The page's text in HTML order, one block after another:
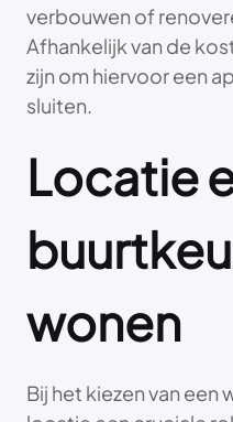
verbouwen of
Afhankelijk van de
zijn om hiervoor een
sluiten.
Locatie
wonen
Bij het kiezen van